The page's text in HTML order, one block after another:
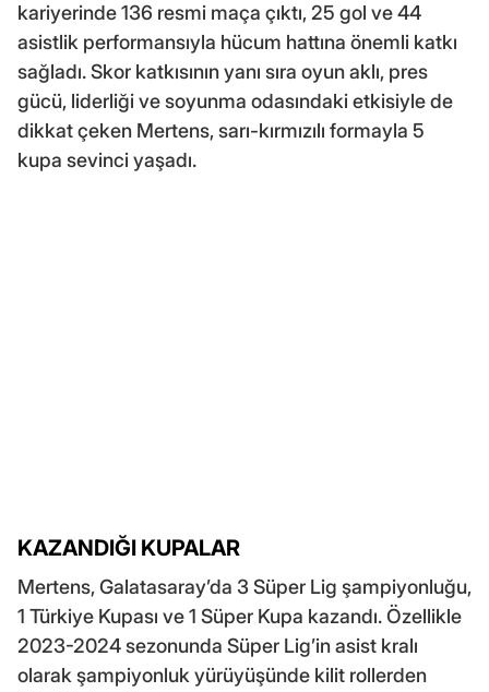
kariyerinde 136 resmi maça çıktı, 25 gol ve 44
asistlik performansıyla hücum hattına önemli katkı
sağladı. Skor katkısının yanı sıra oyun aklı, pres
gücü, liderliği ve soyunma odasındaki etkisiyle de
dikkat çeken Mertens, sarı-kırmızılı formayla 5
kupa sevinci yaşadı.
KAZANDIĞI KUPALAR
Mertens, Galatasaray’da 3 Süper Lig şampiyonluğu,
1 Türkiye Kupası ve 1 Süper Kupa kazandı. Özellikle
2023-2024 sezonunda Süper Lig’in asist kralı
olarak şampiyonluk yürüyüşünde kilit rollerden